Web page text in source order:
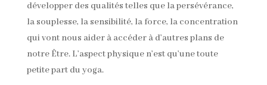
développer des qualités telles que la persévérance,
la souplesse, la sensibilité, la force, la concentration
qui vont nous aider à accéder à d’autres plans de
notre Être. L’aspect physique n’est qu’une toute
petite part du yoga.